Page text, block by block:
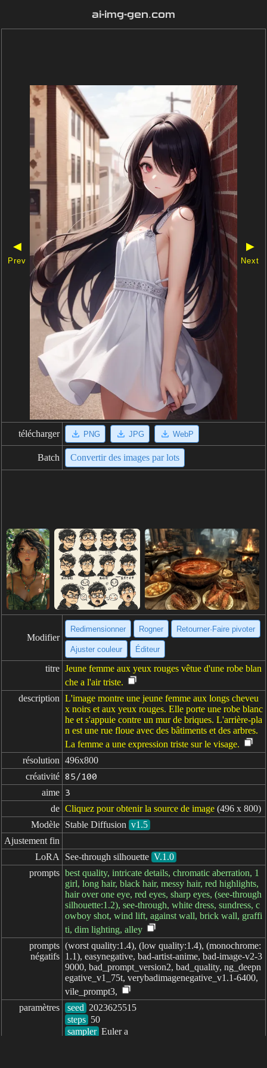
ai-img-gen.com
◀
Prev
▶
Next
télécharger PNG JPG WebP
Batch Convertir des images par lots
Modifier
Redimensionner Rogner Retourner·Faire pivoter
Ajuster couleur Éditeur
titre Jeune femme aux yeux rouges vêtue d'une robe blan
che a l'air triste.
description L'image montre une jeune femme aux longs cheveu
x noirs et aux yeux rouges. Elle porte une robe blanc
he et s'appuie contre un mur de briques. L'arrière-pla
n est une rue floue avec des bâtiments et des arbres.
La femme a une expression triste sur le visage.
résolution 496x800
créativité 85/100
aime 3
de Cliquez pour obtenir la source de image (496 x 800)
Modèle Stable Diffusion v1.5
Ajustement fin
LoRA
See-through silhouette V.1.0
prompts best quality, intricate details, chromatic aberration, 1
girl, long hair, black hair, messy hair, red highlights,
hair over one eye, red eyes, sharp eyes, (see-through
silhouette:1.2), see-through, white dress, sundress, c
owboy shot, wind lift, against wall, brick wall, graffi
ti, dim lighting, alley
prompts
négatifs
(worst quality:1.4), (low quality:1.4), (monochrome:
1.1), easynegative, bad-artist-anime, bad-image-v2-3
9000, bad_prompt_version2, bad_quality, ng_deepn
egative_v1_75t, verybadimagenegative_v1.1-6400,
vile_prompt3,
paramètres
seed
steps
sampler